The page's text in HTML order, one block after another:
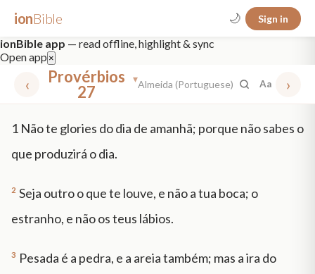
ionBible 🌙 Sign in
ionBible app — read offline, highlight & sync
Open app ×
‹
Provérbios
27
▾Almeida (Portuguese) Aa ›
nt faith
1 Não te glories do dia de amanhã; porque não sabes o
que produzirá o dia.
2 Seja outro o que te louve, e não a tua boca; o
estranho, e não os teus lábios.
3 Pesada é a pedra, e a areia também; mas a ira do